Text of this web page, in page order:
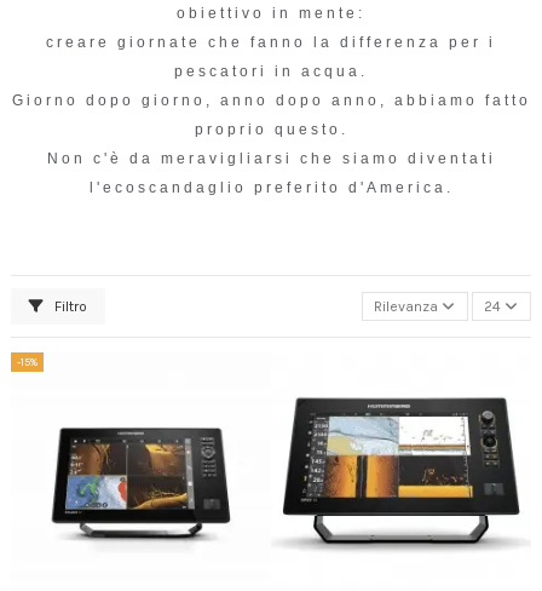
obiettivo in mente:
creare giornate che fanno la differenza per i
pescatori in acqua.
Giorno dopo giorno, anno dopo anno, abbiamo fatto
proprio questo.
Non c'è da meravigliarsi che siamo diventati
l'ecoscandaglio preferito d'America.
Filtro Rilevanza 24
-15%